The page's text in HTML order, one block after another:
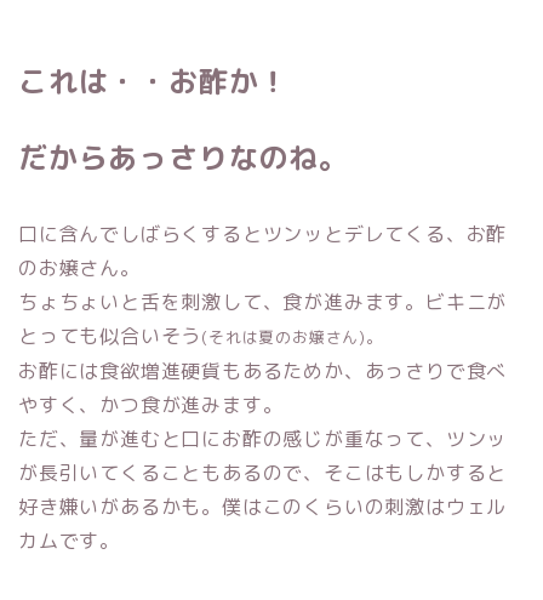
これは・・お酢か！
だからあっさりなのね。
口に含んでしばらくするとツンッとデレてくる、お酢
のお嬢さん。
ちょちょいと舌を刺激して、食が進みます。ビキニが
とっても似合いそう (それは夏のお嬢さん)。
お酢には食欲増進硬貨もあるためか、あっさりで食べ
やすく、かつ食が進みます。
ただ、量が進むと口にお酢の感じが重なって、ツンッ
が長引いてくることもあるので、そこはもしかすると
好き嫌いがあるかも。僕はこのくらいの刺激はウェル
カムです。